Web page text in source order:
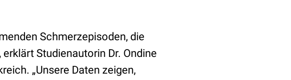
Schmerzepisoden, die
Studienautorin Dr. Ondine
„Unsere Daten zeigen,